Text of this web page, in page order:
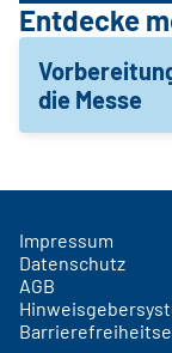
Entdecke
die Messe
Impressum
Datenschutz
AGB